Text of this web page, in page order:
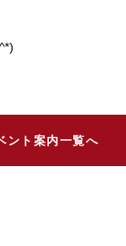
ント案内一覧へ